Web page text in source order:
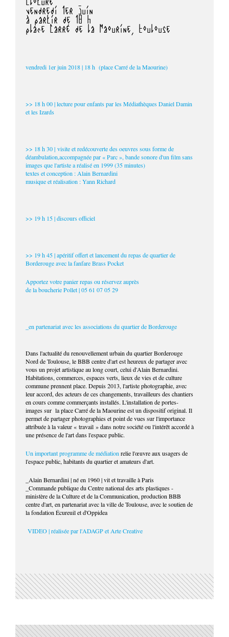
vendredi 1er juin
à partir de 18 h
place Carré de la Maourine, Toulouse
vendredi 1er juin 2018 | 18 h (place Carré de la Maourine)
>> 18 h 00 | lecture pour enfants par les Médiathèques Daniel Damin
et les Izards
>> 18 h 30 | visite et redécouverte des oeuvres sous forme de
déambulation,accompagnée par « Parc », bande sonore d'un film sans
images que l'artiste a réalisé en 1999 (35 minutes)
textes et conception : Alain Bernardini
musique et réalisation : Yann Richard
>> 19 h 15 | discours officiel
>> 19 h 45 | apéritif offert et lancement du repas de quartier de
Borderouge avec la fanfare Brass Pocket
Apportez votre panier repas ou réservez auprès
de la boucherie Pollet | 05 61 07 05 29
_en partenariat avec les associations du quartier de Borderouge
Dans l'actualité du renouvellement urbain du quartier Borderouge
Nord de Toulouse, le BBB centre d'art est heureux de partager avec
vous un projet artistique au long court, celui d'Alain Bernardini.
Habitations, commerces, espaces verts, lieux de vies et de culture
commune prennent place. Depuis 2013, l'artiste photographie, avec
leur accord, des acteurs de ces changements, travailleurs des chantiers
en cours comme commerçants installés. L'installation de portes-
images sur la place Carré de la Maourine est un dispositif original. Il
permet de partager photographies et point de vues sur l'importance
attribuée à la valeur « travail » dans notre société ou l'intérêt accordé à
une présence de l'art dans l'espace public.
Un important programme de médiationrelie l'œuvre aux usagers de
l'espace public, habitants du quartier et amateurs d'art.
_Alain Bernardini | né en 1960 | vit et travaille à Paris
_Commande publique du Centre national des arts plastiques -
ministère de la Culture et de la Communication, production BBB
centre d'art, en partenariat avec la ville de Toulouse, avec le soutien de
la fondation Écureuil et d'Oppidea
VIDEO | réalisée par l'ADAGP et Arte Creative